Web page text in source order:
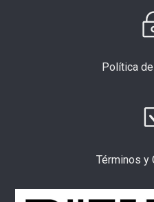
Política
Términos y